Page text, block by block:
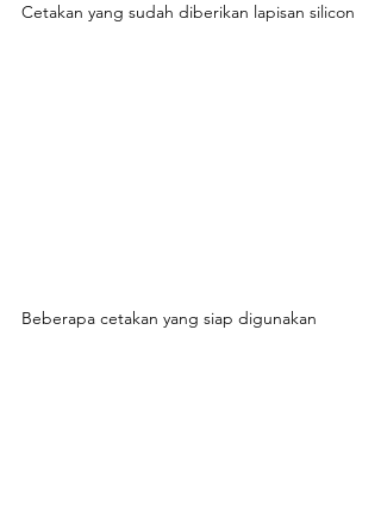
Cetakan yang sudah diberikan lapisan silicon
Beberapa cetakan yang siap digunakan